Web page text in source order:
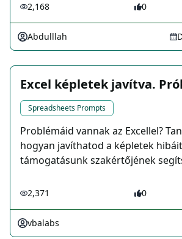
2,168 0
Abdulllah
Excel képletek javítva.
Spreadsheets Prompts
Problémáid vannak az Excellel?
hogyan javíthatod a képletek
támogatásunk szakértőjének
2,371 0
vbalabs